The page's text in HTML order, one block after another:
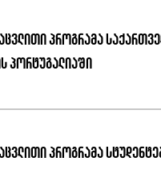
პროგრამა
პორტუგალიაში
პროგრამა